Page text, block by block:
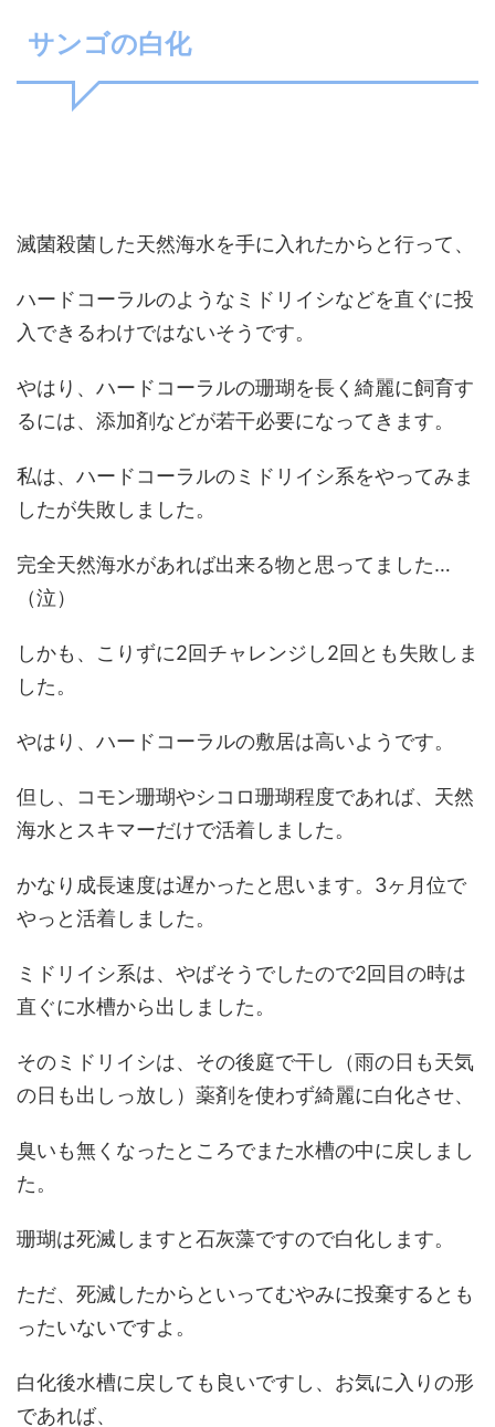
サンゴの白化
滅菌殺菌した天然海水を手に入れたからと行って、
ハードコーラルのようなミドリイシなどを直ぐに投
入できるわけではないそうです。
やはり、ハードコーラルの珊瑚を長く綺麗に飼育す
るには、添加剤などが若干必要になってきます。
私は、ハードコーラルのミドリイシ系をやってみま
したが失敗しました。
完全天然海水があれば出来る物と思ってました…
（泣）
しかも、こりずに2回チャレンジし2回とも失敗しま
した。
やはり、ハードコーラルの敷居は高いようです。
但し、コモン珊瑚やシコロ珊瑚程度であれば、天然
海水とスキマーだけで活着しました。
かなり成長速度は遅かったと思います。3ヶ月位で
やっと活着しました。
ミドリイシ系は、やばそうでしたので2回目の時は
直ぐに水槽から出しました。
そのミドリイシは、その後庭で干し（雨の日も天気
の日も出しっ放し）薬剤を使わず綺麗に白化させ、
臭いも無くなったところでまた水槽の中に戻しまし
た。
珊瑚は死滅しますと石灰藻ですので白化します。
ただ、死滅したからといってむやみに投棄するとも
ったいないですよ。
白化後水槽に戻しても良いですし、お気に入りの形
であれば、